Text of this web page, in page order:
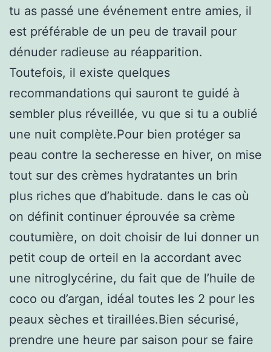
tu as passé une événement entre amies, il
est préférable de un peu de travail pour
dénuder radieuse au réapparition.
Toutefois, il existe quelques
recommandations qui sauront te guidé à
sembler plus réveillée, vu que si tu a oublié
une nuit complète.Pour bien protéger sa
peau contre la secheresse en hiver, on mise
tout sur des crèmes hydratantes un brin
plus riches que d’habitude. dans le cas où
on définit continuer éprouvée sa crème
coutumière, on doit choisir de lui donner un
petit coup de orteil en la accordant avec
une nitroglycérine, du fait que de l’huile de
coco ou d’argan, idéal toutes les 2 pour les
peaux sèches et tiraillées.Bien sécurisé,
prendre une heure par saison pour se faire